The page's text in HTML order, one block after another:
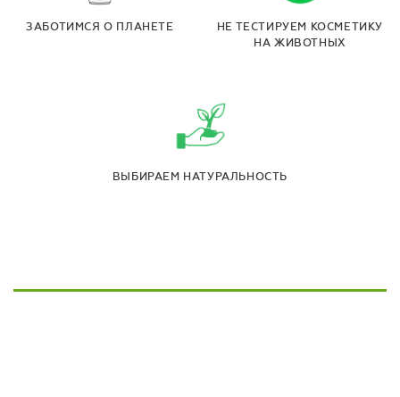
ЗАБОТИМСЯ О ПЛАНЕТЕ
НЕ ТЕСТИРУЕМ КОСМЕТИКУ
НА ЖИВОТНЫХ
ВЫБИРАЕМ НАТУРАЛЬНОСТЬ